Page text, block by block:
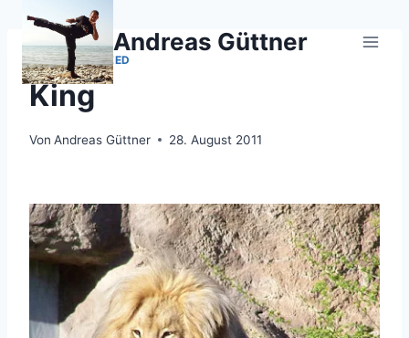
Zum
springen
Andreas Güttner
UNCATEGORIZED
King
Von Andreas Güttner 28. August 2011